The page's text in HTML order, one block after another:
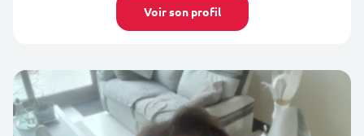
Voir son profil